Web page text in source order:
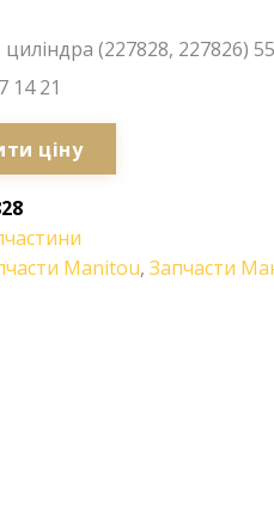
(227828, 227826)
14 21
ціну
Manitou,Запчасти